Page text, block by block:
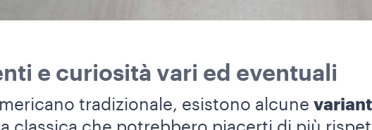
e curiosità vari ed eventuali
tradizionale, esistono alcune